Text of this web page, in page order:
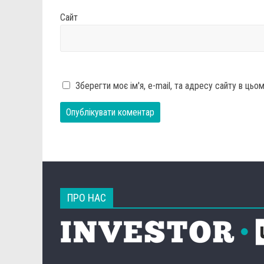
Сайт
Зберегти моє ім'я, e-mail, та адресу сайту в
ПРО НАС